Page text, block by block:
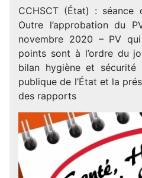
CCHSCT (État) : séance
Outre l’approbation du
novembre 2020 – PV
points sont à l’ordre du
bilan hygiène et
publique de l’État et la
des rapports